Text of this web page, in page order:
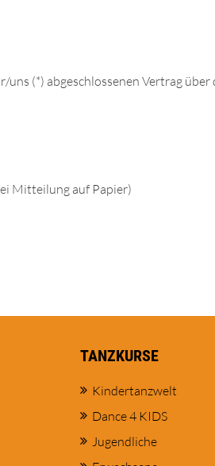
(*) abgeschlossenen Vertrag
Mitteilung auf Papier)
TANZKURSE
Kindertanzwelt
Dance 4 KIDS
Jugendliche